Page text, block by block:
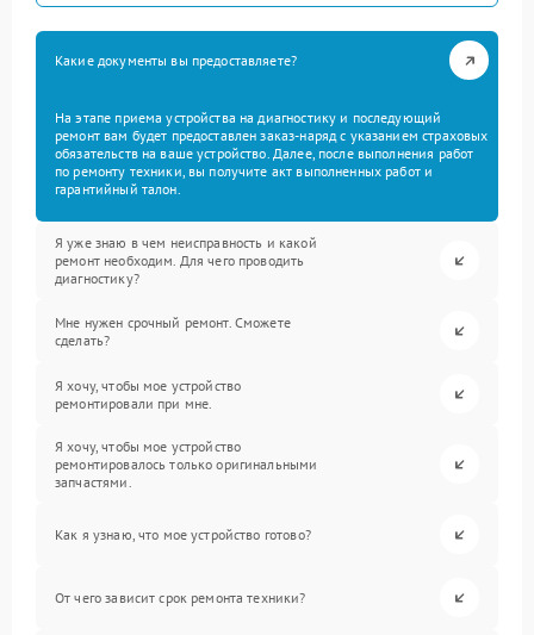
Какие документы вы предоставляете?
На этапе приема устройства на диагностику и последующий
ремонт вам будет предоставлен заказ-наряд с указанием страховых
обязательств на ваше устройство. Далее, после выполнения работ
по ремонту техники, вы получите акт выполненных работ и
гарантийный талон.
Я уже знаю в чем неисправность и какой
ремонт необходим. Для чего проводить
диагностику?
Мне нужен срочный ремонт. Сможете
сделать?
Я хочу, чтобы мое устройство
ремонтировали при мне.
Я хочу, чтобы мое устройство
ремонтировалось только оригинальными
запчастями.
Как я узнаю, что мое устройство готово?
От чего зависит срок ремонта техники?